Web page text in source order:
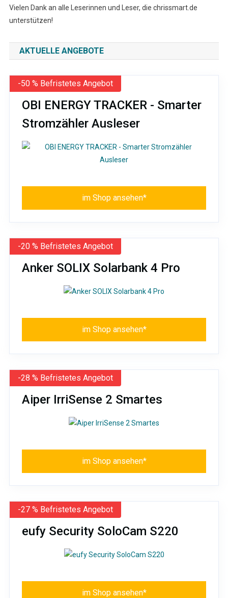
Vielen Dank an alle Leserinnen und Leser, die chrissmart.de
unterstützen!
AKTUELLE ANGEBOTE
-50 % Befristetes Angebot
OBI ENERGY TRACKER - Smarter
Stromzähler Ausleser
im Shop ansehen*
-20 % Befristetes Angebot
Anker SOLIX Solarbank 4 Pro
im Shop ansehen*
-28 % Befristetes Angebot
Aiper IrriSense 2 Smartes
im Shop ansehen*
-27 % Befristetes Angebot
eufy Security SoloCam S220
im Shop ansehen*